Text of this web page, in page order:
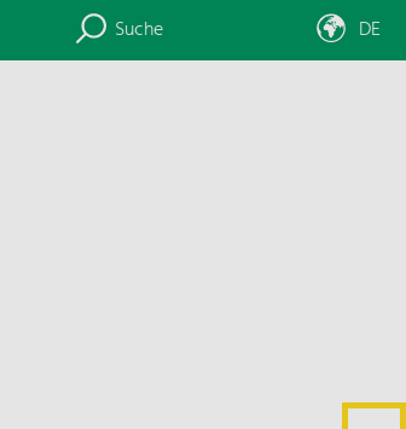
Suche DE